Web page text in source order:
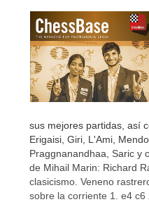
sus mejores partidas, así
Erigaisi, Giri, L'Ami,
Praggnanandhaa, Saric y
de Mihail Marin: Richard
clasicismo. Veneno
sobre la corriente 1. e4 c6